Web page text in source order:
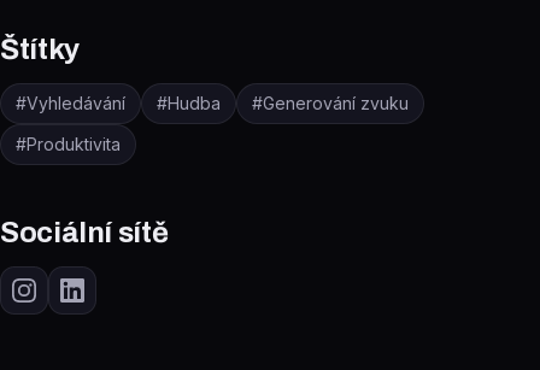
Štítky
#Vyhledávání #Hudba #Generování zvuku
#Produktivita
Sociální sítě